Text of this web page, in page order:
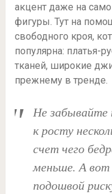
акцент даже на
фигуры. Тут на
свободного кроя,
популярна: платья-
тканей, широкие
прежнему в тренде.
Не забывайте
к росту
счет чего
меньше. А вот
подошвой